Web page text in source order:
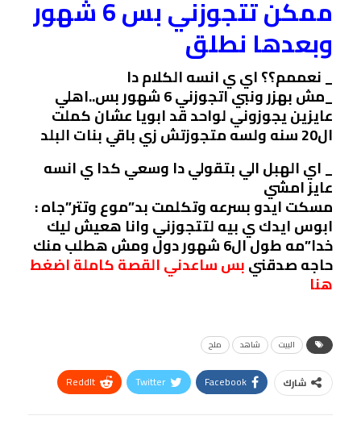
ممكن تتجوزني بس 6 شهور
وبعدها نطلق
_ نعممم؟؟ اي ي انسه الكلام دا
_مش بهزر ونبي اتجوزني 6 شهور بس..اهلي
عايزين يجوزوني لواحد قد ابويا عشان كملت
ال20 سنه ولسه متجوزتش زي باقي بنات البلد
_ اي الهبل الي بتقولي دا وسعي كدا ي انسه
عايز امشي
مسكت ايدو بسرعه وتكلمت بد”موع وتتر”جاه :
ابوس ايدك ي بيه لتتجوزني وانا هعيش ليك
خدا”مه طول ال6 شهور دول ومش هطلب منك
حاجه صدقنيبس ساعدني القصة كاملة اضغط
هنا
البيت شاهد ملح
شارك Facebook
Twitter
ReddIt